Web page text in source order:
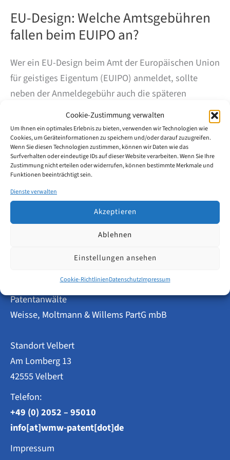
Cookie-Zustimmung verwalten
Um Ihnen ein optimales Erlebnis zu bieten, verwenden wir Technologien wie
Cookies, um Geräteinformationen zu speichern und/oder darauf zuzugreifen.
Wenn Sie diesen Technologien zustimmen, können wir Daten wie das
Surfverhalten oder eindeutige IDs auf dieser Website verarbeiten. Wenn Sie Ihre
Zustimmung nicht erteilen oder widerrufen, können bestimmte Merkmale und
Funktionen beeinträchtigt sein.
Dienste verwalten
Akzeptieren
Ablehnen
Einstellungen ansehen
Cookie-RichtlinienDatenschutzImpressum
EU-Design: Welche Amtsgebühren
fallen beim EUIPO an?
Wer ein EU-Design beim Amt der Europäischen Union
für geistiges Eigentum (EUIPO) anmeldet, sollte
neben der Anmeldegebühr auch die späteren
Verlängerungsgebühren im Blick haben. Der Schutz
gilt zunächst für fünf Jahre und kann anschließend
schrittweise bis auf maximal 25 Jahre verlängert
werden – und das einheitlich in allen 27 EU-
Mitgliedstaaten. Seit der EU-Design-Reform vom 1.
Mai 2025 gelten dabei neue Gebühren.
Design:
Patentanwälte
Weisse, Moltmann & Willems PartG mbB
Standort Velbert
Am Lomberg 13
42555 Velbert
Telefon:
+49 (0) 2052 – 95010
info[at]wmw-patent[dot]de
Impressum